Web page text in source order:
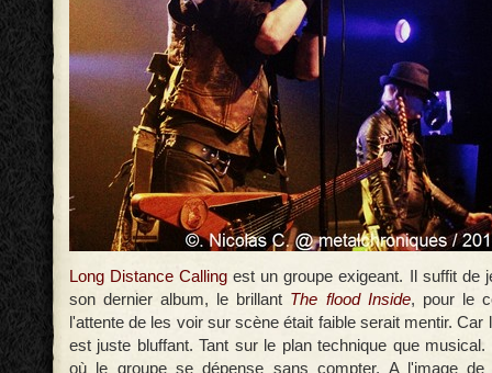
Long Distance Calling est un groupe exigeant. Il suffit de
son dernier album, le brillant The flood Inside, pour le
l'attente de les voir sur scène était faible serait mentir. Car
est juste bluffant. Tant sur le plan technique que
où le groupe se dépense sans compter. A l'image de